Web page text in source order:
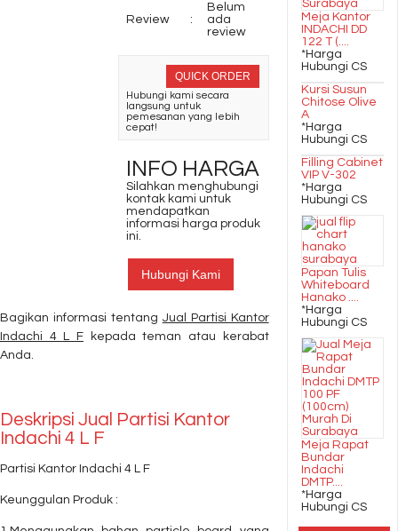
Review :
Belum
ada
review
QUICK ORDER
Hubungi kami secara
langsung untuk
pemesanan yang lebih
cepat!
INFO HARGA
Silahkan menghubungi
kontak kami untuk
mendapatkan
informasi harga produk
ini.
Hubungi Kami
Bagikan informasi tentang Jual Partisi Kantor
Indachi 4 L Fkepada teman atau kerabat
Anda.
Deskripsi Jual Partisi Kantor
Indachi 4 L F
Partisi Kantor Indachi 4 L F
Keunggulan Produk :
Meja Kantor
INDACHI DD
122 T (....
*Harga
Hubungi CS
Kursi Susun
Chitose Olive
A
*Harga
Hubungi CS
Filling Cabinet
VIP V-302
*Harga
Hubungi CS
Papan Tulis
Whiteboard
Hanako ....
*Harga
Hubungi CS
Meja Rapat
Bundar
Indachi
DMTP....
*Harga
Hubungi CS